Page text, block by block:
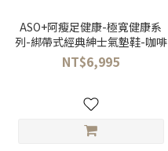
ASO+阿瘦足健康-極寬健康系
列-綁帶式經典紳士氣墊鞋-咖啡
NT$6,995